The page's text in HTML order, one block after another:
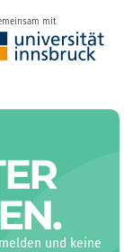
mit
.
und keine